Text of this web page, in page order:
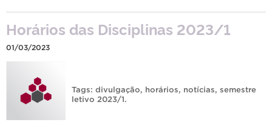
Horários das Disciplinas 2023/1
01/03/2023
Tags: divulgação, horários, notícias, semestre
letivo 2023/1.